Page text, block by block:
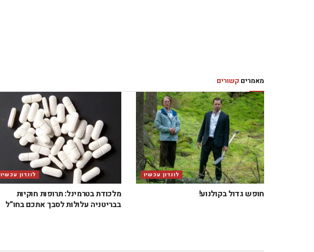
מאמרים קשורים
לונדון עכשיו
חופש גדול בקולנוע!
לונדון עכשיו
מלכודת בטרמינל: תרופות חוקיות
בבריטניה עלולות לסבך אתכם בחו”ל